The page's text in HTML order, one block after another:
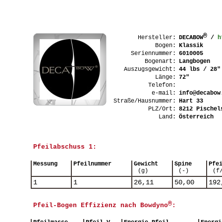
Hersteller: DECABOW® /
Bogen: Klassik
Seriennummer: 6010005
Bogenart:
Langbogen
Auszugsgewicht: 44 lbs / 28"
Länge: 72"
Telefon:
e-mail:
Straße/Hausnummer: Hart 33
PLZ/Ort: 8212
Land: Österreich
Pfeilabschuss 1:
Messung Pfeilnummer
Gewicht
(g)
Spine
(-)
1 1 26,11 50,00
Pfeil-Bogen Effizienz nach Bowdyno® :